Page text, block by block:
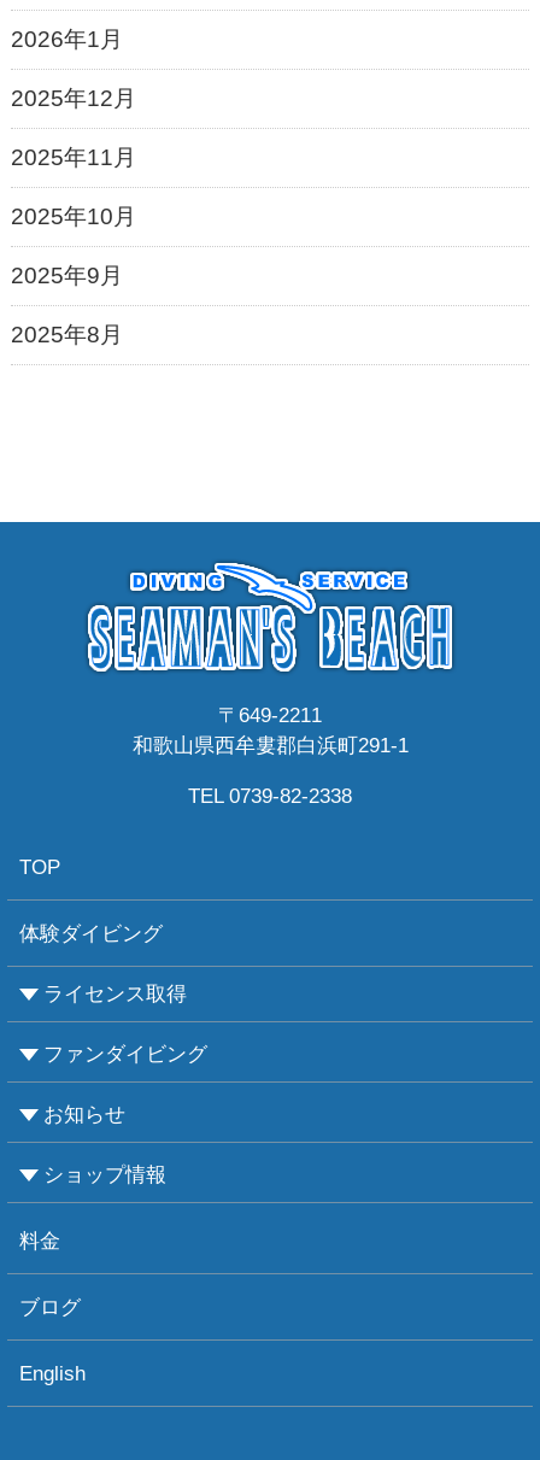
2026年1月
2025年12月
2025年11月
2025年10月
2025年9月
2025年8月
〒649-2211
和歌山県西牟婁郡白浜町291-1
TEL 0739-82-2338
TOP
体験ダイビング
ライセンス取得
CMASについて
PADIについて
Ｃカードライセンス取得
レベルアップCMAS
レベルアップPADI
インストラクターコース
エンリッチド・エア・ナイトロックス講習
ファンダイビング
ビーチダイビング
ボートダイビング
セルフダイビング
レンタル器材
お知らせ
お知らせ
お天気情報
フォトグラフィ
ツアー情報
ショップ情報
ショップ情報
アクセス
ダイビングポイント
ショップボート「かもめ」
スタッフ紹介
宿泊施設
リンク集
お問い合わせ
料金
ブログ
English